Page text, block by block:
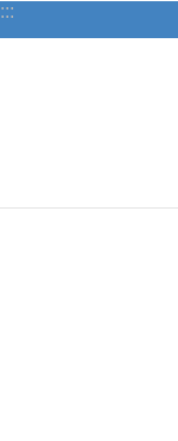
跳到主要內容區塊
:::